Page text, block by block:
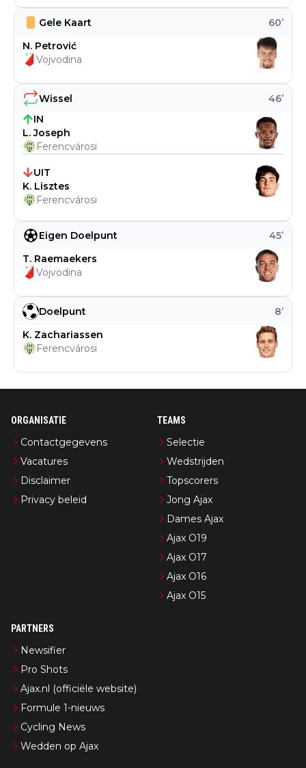
Doelpunt 8’
K. Zachariassen
Ferencvárosi
Eigen Doelpunt 45’
T. Raemaekers
Vojvodina
Wissel 46’
IN
L. Joseph
Ferencvárosi
UIT
K. Lisztes
Ferencvárosi
Gele Kaart 60’
N. Petrović
Vojvodina
ORGANISATIE
Contactgegevens
Vacatures
Disclaimer
Privacy beleid
TEAMS
Selectie
Wedstrijden
Topscorers
Jong Ajax
Dames Ajax
Ajax O19
Ajax O17
Ajax O16
Ajax O15
PARTNERS
Newsifier
Pro Shots
Ajax.nl (officiële website)
Formule 1-nieuws
Cycling News
Wedden op Ajax